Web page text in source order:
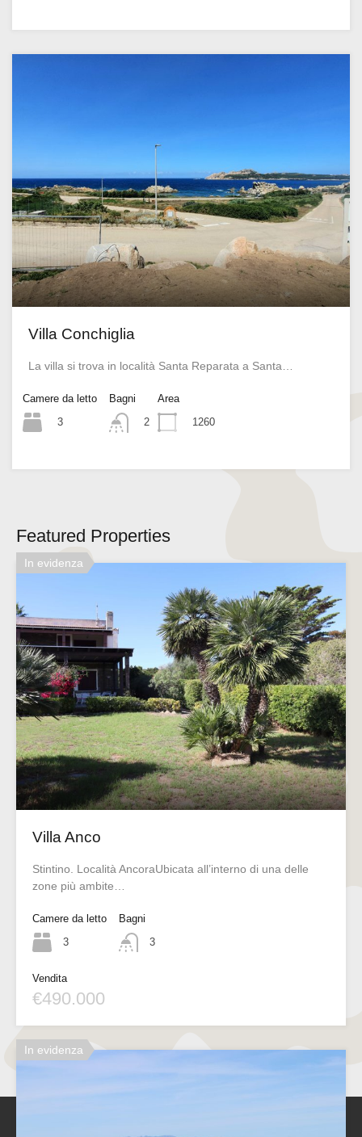
Villa Conchiglia
La villa si trova in località Santa Reparata a Santa…
Camere da letto
3
Bagni
2
Area
1260
Featured Properties
In evidenza
Villa Anco
Stintino. Località AncoraUbicata all’interno di una delle
zone più ambite…
Camere da letto
3
Bagni
3
Vendita
€490.000
In evidenza